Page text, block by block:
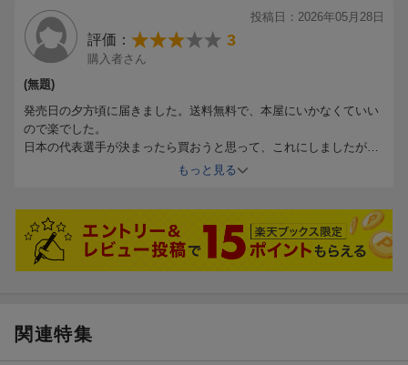
新ルールの解説も。初心者にもわかりやすい！
また本書では、今大会で導入される新ルール、大会のレギュレー
＆決勝戦結果、そして日本代表のW杯出場7大会成績も掲載してい
ます。
投稿日：2026年05月28日
評価： 3
購入者さん
(無題)
発売日の夕方頃に届きました。送料無料で、本屋にいかなくていい
ので楽でした。
日本の代表選手が決まったら買おうと思って、これにしましたが、
選手の説明はあまり詳しくはないです。
ただ、他の国の選手までは全然詳しくはないので、これ見て試合観
戦楽しみます。
もっと見る
関連特集